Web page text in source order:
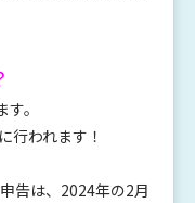
。
行われます！
告は、2024年の2月